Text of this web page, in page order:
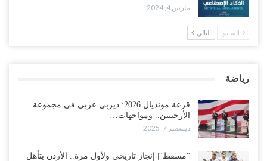
مارس 4, 2024
السابق التالي
رياضة
قرعة مونديال 2026: ديربي عربي في مجموعة
الأرجنتين.. ومواجهات…
ديسمبر 7, 2025
“مسقط“| إنجاز تاريخي ولأول مرة.. الأردن يتأهل